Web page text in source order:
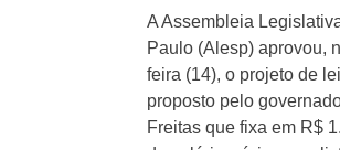
A Assembleia
Paulo (Alesp) aprovou,
feira (14), o projeto de
proposto pelo
Freitas que fixa em R$